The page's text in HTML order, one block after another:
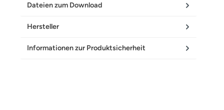
Dateien zum Download
Hersteller
Informationen zur Produktsicherheit